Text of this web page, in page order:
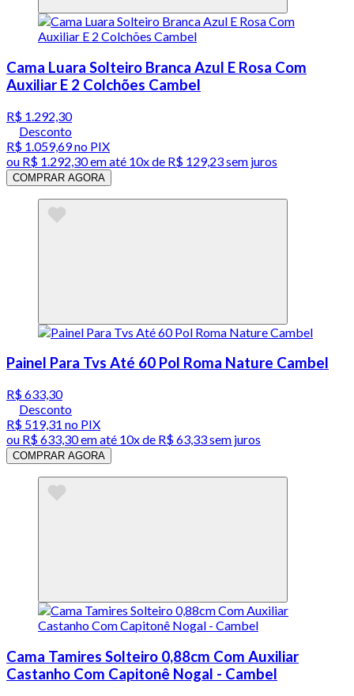
Cama Luara Solteiro Branca Azul E Rosa Com
Auxiliar E 2 Colchões Cambel
R$ 1.292,30
Desconto
R$ 1.059,69no PIX
ou R$ 1.292,30em até 10x de R$ 129,23 sem juros
COMPRAR AGORA
Painel Para Tvs Até 60 Pol Roma Nature Cambel
R$ 633,30
Desconto
R$ 519,31 no PIX
ou R$ 633,30em até 10x de R$ 63,33 sem juros
COMPRAR AGORA
Cama Tamires Solteiro 0,88cm Com Auxiliar
Castanho Com Capitonê Nogal - Cambel